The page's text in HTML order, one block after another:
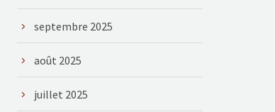
septembre 2025
août 2025
juillet 2025